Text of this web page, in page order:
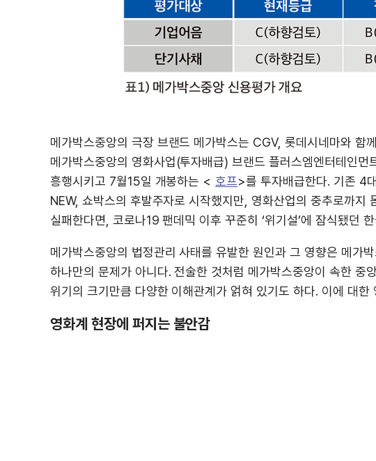
메가박스중앙의 극장 브랜드 메가박스는 CGV, 롯데시네마와
메가박스중앙의 영화사업(투자배급) 브랜드 플러스엠엔터테인먼
흥행시키고 7월15일 개봉하는 < 호프>를 투자배급한다. 기존 4
NEW, 쇼박스의 후발주자로 시작했지만, 영화산업의 중추로까지
실패한다면, 코로나19 팬데믹 이후 꾸준히 ‘위기설’에 잠식됐던
메가박스중앙의 법정관리 사태를 유발한 원인과 그 영향은 메가
하나만의 문제가 아니다. 전술한 것처럼 메가박스중앙이 속한 중
위기의 크기만큼 다양한 이해관계가 얽혀 있기도 하다. 이에 대
영화계 현장에 퍼지는 불안감